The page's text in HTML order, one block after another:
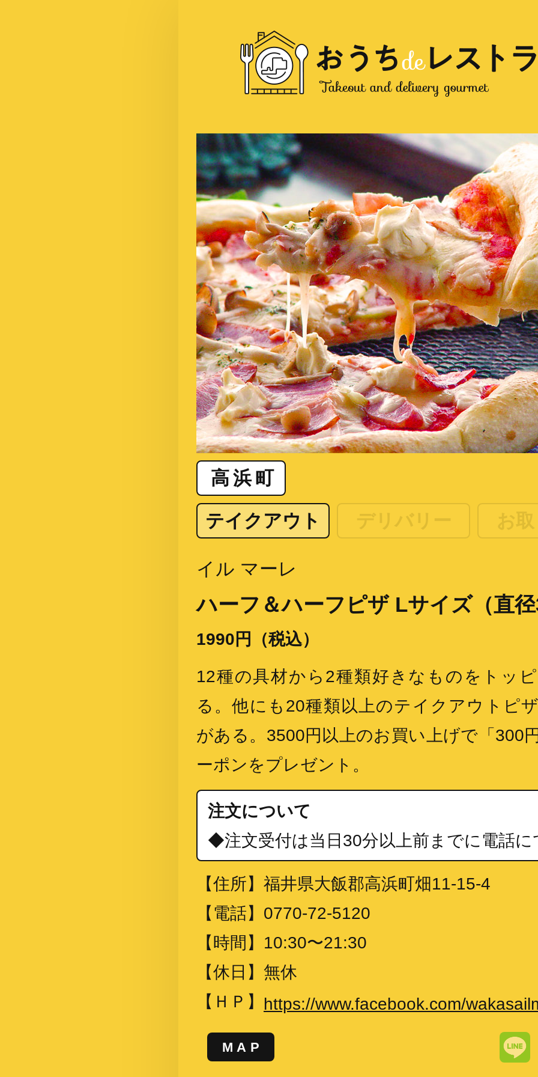
高浜町
テイクアウト デリバリー お
イル マーレ
ハーフ＆ハーフピザ Lサイズ（直
1990円（税込）
12種の具材から2種類好きなものをトッ
る。他にも20種類以上のテイクアウトピ
がある。3500円以上のお買い上げで「300
ーポンをプレゼント。
注文について
◆注文受付は当日30分以上前までに電話に
【住所】 福井県大飯郡高浜町畑11-15-4
【電話】 0770-72-5120
【時間】 10:30〜21:30
【休日】 無休
【ＨＰ】 https://www.facebook.com/
MAP